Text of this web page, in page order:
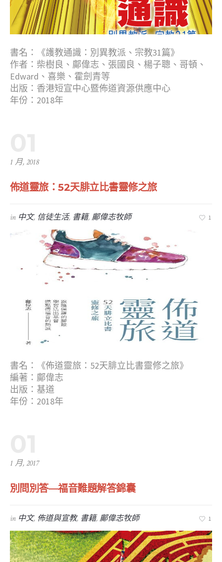
書名：《護教通識：別異教派、宗教31篇》
作者：柴樹良、鄺偉志、張國良、楊子聰、哥頓、
Edward、喜樂、霍劍青等
出版：香港短宣中心暨佈道資源供應中心
年份：2018年
1 月, 2018
佈道靈旅：52天腓立比書靈修之旅
in 中文, 信徒生活, 書籍,鄺偉志牧師 1
書名：《佈道靈旅：52天腓立比書靈修之旅》
編著：鄺偉志
出版：基道
年份：2018年
1 月, 2017
別問別答—福音難題解答錦囊
in 中文, 佈道與宣教, 書籍,鄺偉志牧師 1